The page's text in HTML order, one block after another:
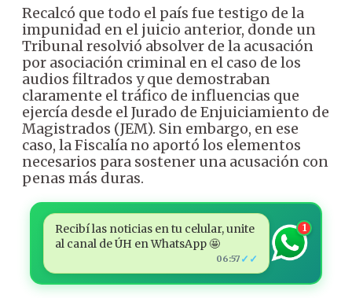
Recalcó que todo el país fue testigo de la
impunidad en el juicio anterior, donde un
Tribunal resolvió absolver de la acusación
por asociación criminal en el caso de los
audios filtrados y que demostraban
claramente el tráfico de influencias que
ejercía desde el Jurado de Enjuiciamiento de
Magistrados (JEM). Sin embargo, en ese
caso, la Fiscalía no aportó los elementos
necesarios para sostener una acusación con
penas más duras.
Recibí las noticias en tu celular, unite
al canal de ÚH en WhatsApp 🤩
06:57 ✓✓
1